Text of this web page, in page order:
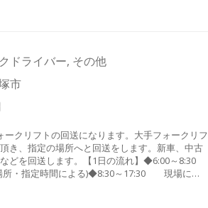
ドライバー, その他
市
ークリフトの回送になります。大手フォークリフ
き、指定の場所へと回送をします。新車、中古
どを回送します。【1日の流れ】◆6:00～8:30
所・指定時間による)◆8:30～17:30 現場にて